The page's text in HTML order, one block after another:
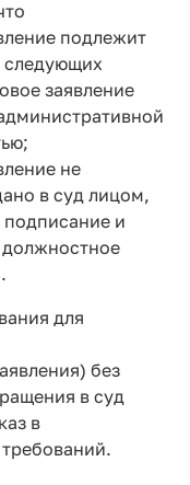
подлежит
следующих
заявление
не
в суд лицом,
и
для
без
в суд
в